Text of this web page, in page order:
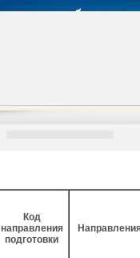
Код
направления
подготовки